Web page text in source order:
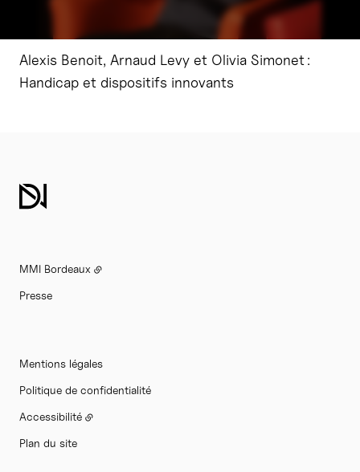
Alexis Benoit, Arnaud Levy et Olivia Simonet :
Handicap et dispositifs innovants
MMI Bordeaux
Presse
Mentions légales
Politique de confidentialité
Accessibilité
Plan du site